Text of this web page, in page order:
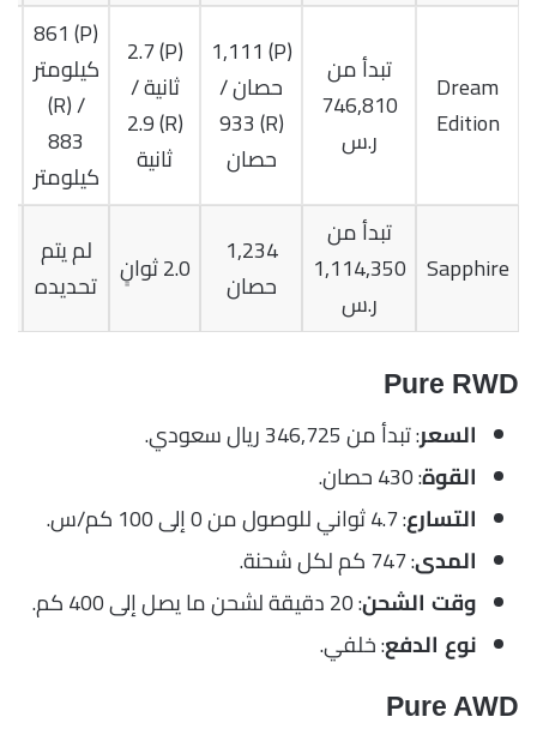
Dream
Edition
تبدأ من
746,810
ر.س
(P) 1,111
حصان /
(R) 933
حصان
(P) 2.7
ثانية /
(R) 2.9
ثانية
(P) 861
كيلومتر
/ (R)
883
كيلومتر
Sapphire
تبدأ من
1,114,350
ر.س
1,234
حصان
2.0 ثوانٍ
لم يتم
تحديده
Pure RWD
السعر: تبدأ من 346,725 ريال سعودي.
القوة: 430 حصان.
التسارع: 4.7 ثواني للوصول من 0 إلى 100 كم/س.
المدى: 747 كم لكل شحنة.
وقت الشحن: 20 دقيقة لشحن ما يصل إلى 400 كم.
نوع الدفع: خلفي.
Pure AWD